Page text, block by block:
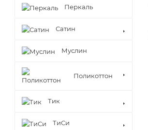
Перкаль
Сатин
Муслин
Поликоттон
Тик
ТиСи